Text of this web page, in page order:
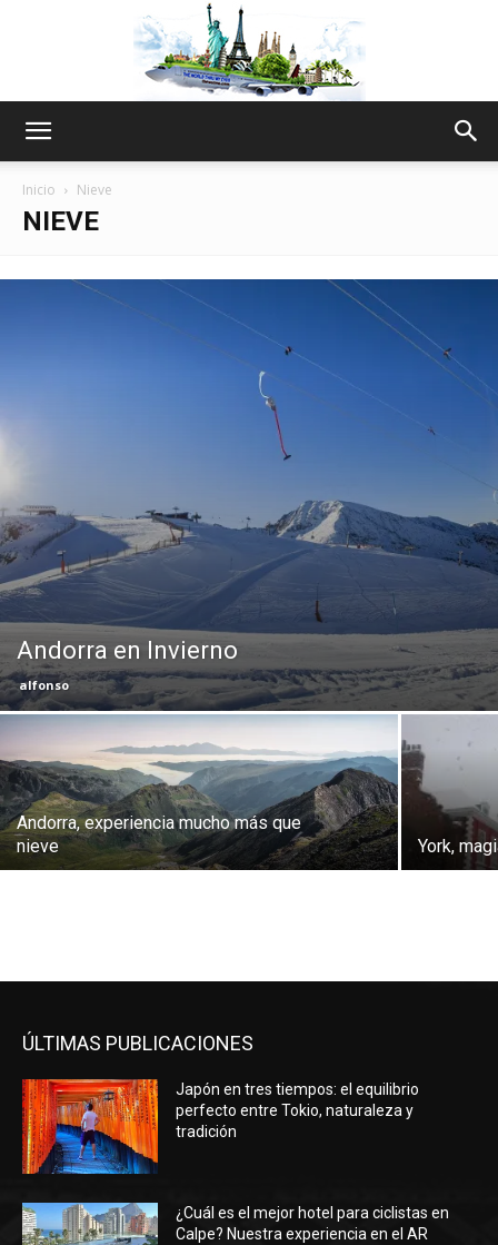
Thru
Inicio Nieve
NIEVE
Andorra en Invierno
alfonso
Andorra, experiencia mucho más que
nieve
York,
ÚLTIMAS PUBLICACIONES
Japón en tres tiempos: el equilibrio
perfecto entre Tokio, naturaleza y
tradición
¿Cuál es el mejor hotel para ciclistas en
Calpe? Nuestra experiencia en el AR